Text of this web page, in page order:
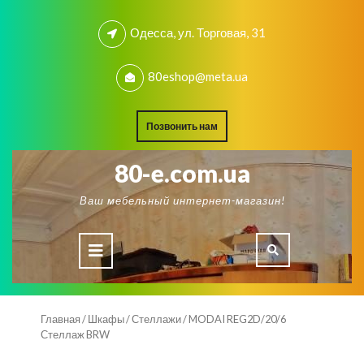
Одесса, ул. Торговая, 31
80eshop@meta.ua
Позвонить нам
A
QUOTE
80-e.com.ua
Ваш мебельный интернет-магазин!
Open
Button
Главная/Шкафы/Стеллажи/ MODAI REG2D/20/6
Стеллаж BRW